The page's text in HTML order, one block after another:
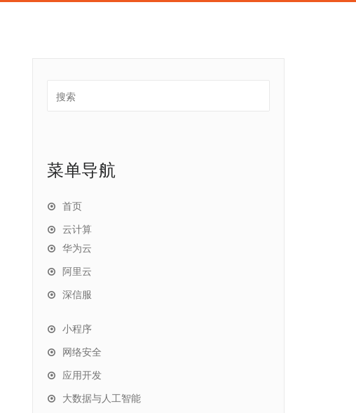
菜单导航
首页
云计算
华为云
阿里云
深信服
小程序
网络安全
应用开发
大数据与人工智能